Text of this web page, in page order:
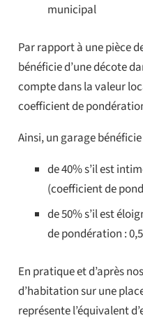
municipal
Par rapport à une pièce
bénéficie d’une décote
compte dans la valeur
coefficient de
Ainsi, un garage bénéficie
de 40% s’il est
(coefficient de
de 50% s’il est
de pondération :
En pratique et d’après
d’habitation sur une
représente l’équivalent